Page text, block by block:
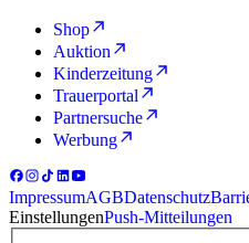
Shop
Auktion
Kinderzeitung
Trauerportal
Partnersuche
Werbung
ImpressumAGBDatenschutz
EinstellungenPush-Mitteilungen